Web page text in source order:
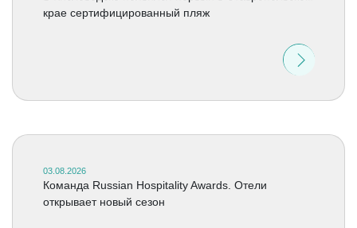
крае сертифицированный пляж
03.08.2026
Команда Russian Hospitality Awards. Отели
открывает новый сезон